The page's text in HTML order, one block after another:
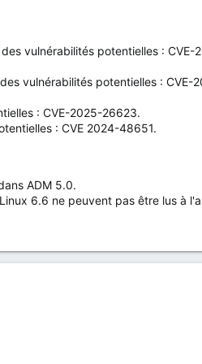
vulnérabilités potentielles :
vulnérabilités potentielles :
: CVE-2025-26623.
: CVE 2024-48651.
ADM 5.0.
6.6 ne peuvent pas être lus à